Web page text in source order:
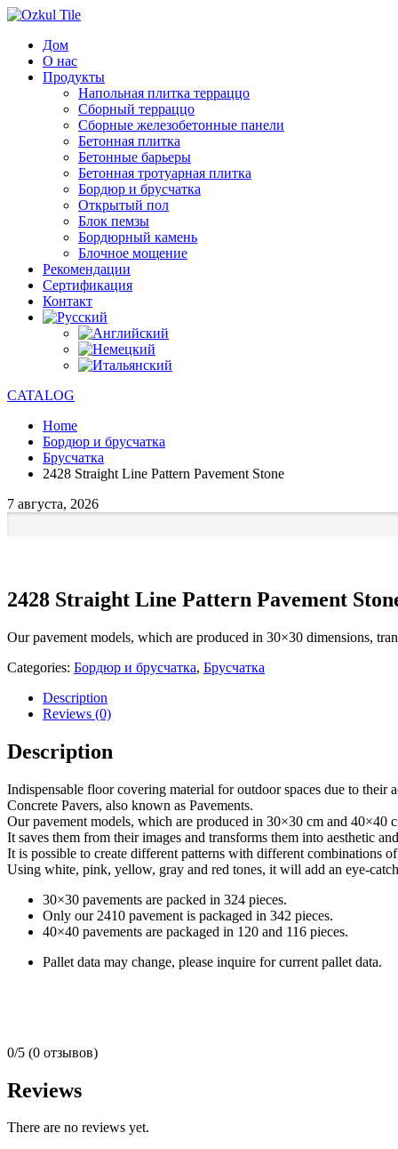
Дом
О нас
Продукты
Напольная плитка терраццо
Сборный терраццо
Сборные железобетонные панели
Бетонная плитка
Бетонные барьеры
Бетонная тротуарная плитка
Бордюр и брусчатка
Открытый пол
Блок пемзы
Бордюрный камень
Блочное мощение
Рекомендации
Сертификация
Контакт
CATALOG
Home
Бордюр и брусчатка
Брусчатка
2428 Straight Line Pattern Pavement Stone
7 августа, 2026
2428 Straight Line Pattern Pavement
Our pavement models, which are produced in 30×30 dimensions,
Categories: Бордюр и брусчатка, Брусчатка
Description
Reviews (0)
Description
Indispensable floor covering material for outdoor spaces due to their
Concrete Pavers, also known as Pavements.
Our pavement models, which are produced in 30×30 cm and 40×40
It saves them from their images and transforms them into aesthetic
It is possible to create different patterns with different combinations
Using white, pink, yellow, gray and red tones, it will add an eye-
30×30 pavements are packed in 324 pieces.
Only our 2410 pavement is packaged in 342 pieces.
40×40 pavements are packaged in 120 and 116 pieces.
Pallet data may change, please inquire for current pallet data.
0/5 (0 отзывов)
Reviews
There are no reviews yet.